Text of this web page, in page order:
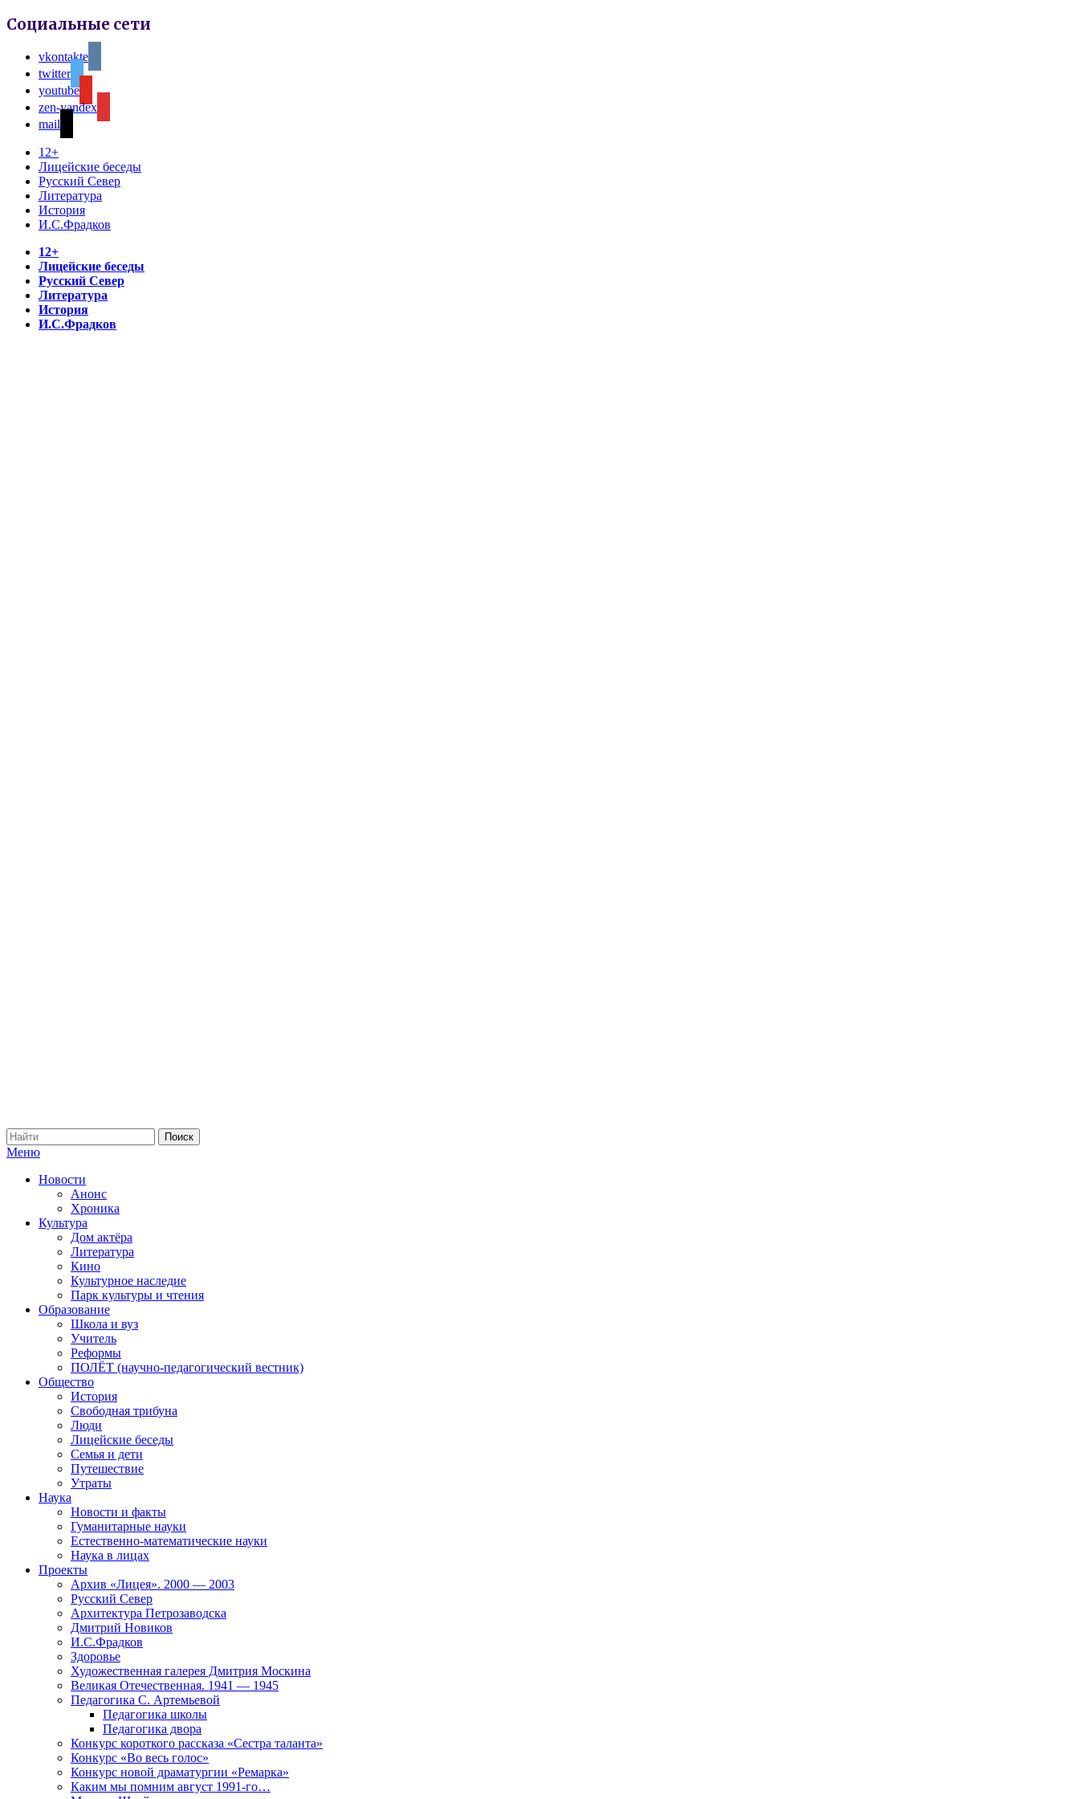
Социальные сети
vkontakte
twitter
youtube
zen-yandex
mail
12+
Лицейские беседы
Русский Север
Литература
История
И.С.Фрадков
12+
Лицейские беседы
Русский Север
Литература
История
И.С.Фрадков
Меню
Новости
Анонс
Хроника
Культура
Дом актёра
Литература
Кино
Культурное наследие
Парк культуры и чтения
Образование
Школа и вуз
Учитель
Реформы
ПОЛЁТ (научно-педагогический вестник)
Общество
История
Свободная трибуна
Люди
Лицейские беседы
Семья и дети
Путешествие
Утраты
Наука
Новости и факты
Гуманитарные науки
Естественно-математические науки
Наука в лицах
Проекты
Архив «Лицея». 2000 — 2003
Русский Север
Архитектура Петрозаводска
Дмитрий Новиков
И.С.Фрадков
Здоровье
Художественная галерея Дмитрия Москина
Великая Отечественная. 1941 — 1945
Педагогика С. Артемьевой
Педагогика школы
Педагогика двора
Конкурс короткого рассказа «Сестра таланта»
Конкурс «Во весь голос»
Конкурс новой драматургии «Ремарка»
Каким мы помним август 1991-го…